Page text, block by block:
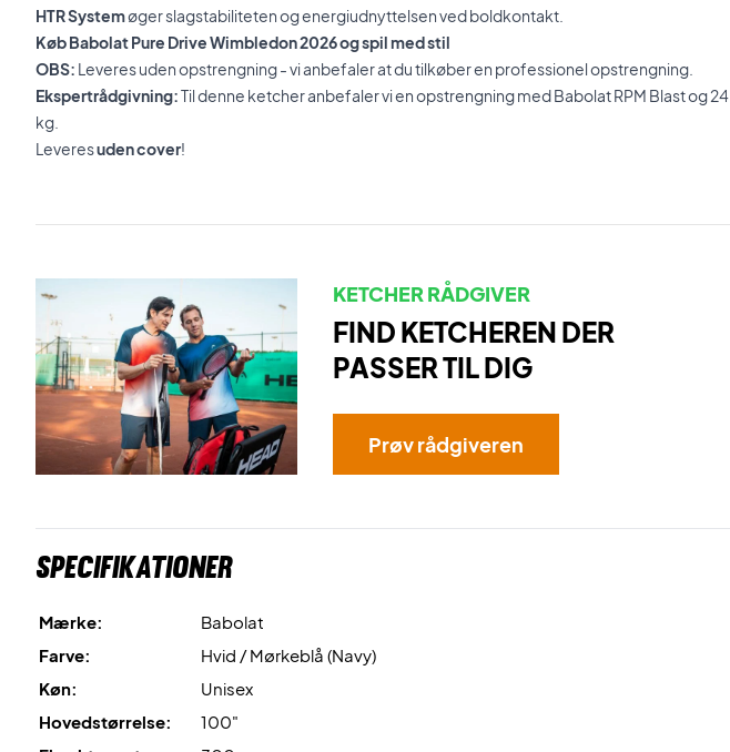
HTR Systemøger slagstabiliteten og energiudnyttelsen ved boldkontakt.
Køb Babolat Pure Drive Wimbledon 2026 og spil med stil
OBS: Leveres uden opstrengning - vi anbefaler at du tilkøber en professionel opstrengning.
Ekspertrådgivning:Til denne ketcher anbefaler vi en opstrengning med Babolat RPM Blast og 24
kg.
Leveresuden cover!
KETCHER RÅDGIVER
FIND KETCHEREN DER
PASSER TIL DIG
Prøv rådgiveren
Specifikationer
Mærke:
Babolat
Farve:
Hvid / Mørkeblå (Navy)
Køn:
Unisex
Hovedstørrelse:
100"